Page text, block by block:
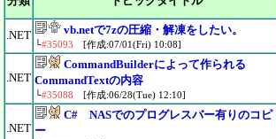
.NET vb.netで7zの圧縮・解凍をしたい。
└#35093 [作成:07/01(Fri) 10:08]
.NET
CommandBuilderによって作られる
CommandTextの内容
└#35088 [作成:06/28(Tue) 12:10]
.NET
C# NASでのプログレスバー有りのコピ
ー